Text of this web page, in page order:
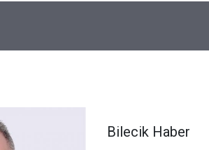
Bilecik Haber